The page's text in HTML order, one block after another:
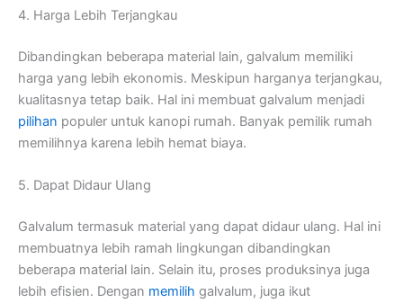
4. Harga Lebih Terjangkau
Dibandingkan beberapa material lain, galvalum memiliki
harga yang lebih ekonomis. Meskipun harganya terjangkau,
kualitasnya tetap baik. Hal ini membuat galvalum menjadi
pilihan populer untuk kanopi rumah. Banyak pemilik rumah
memilihnya karena lebih hemat biaya.
5. Dapat Didaur Ulang
Galvalum termasuk material yang dapat didaur ulang. Hal ini
membuatnya lebih ramah lingkungan dibandingkan
beberapa material lain. Selain itu, proses produksinya juga
lebih efisien. Dengan memilih galvalum, juga ikut